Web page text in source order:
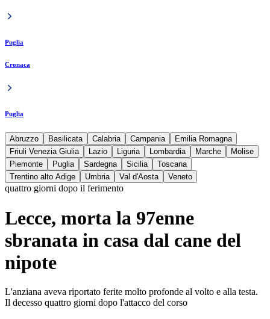
Puglia
Cronaca
Puglia
Abruzzo Basilicata Calabria Campania
Emilia Romagna
Friuli Venezia Giulia
Lazio Liguria Lombardia Marche
Molise
Piemonte
Puglia Sardegna Sicilia
Toscana
Trentino alto Adige
Umbria Val d'Aosta Veneto
quattro giorni dopo il ferimento
Lecce, morta la 97enne
sbranata in casa dal cane del
nipote
L'anziana aveva riportato ferite molto profonde al volto e alla testa.
Il decesso quattro giorni dopo l'attacco del corso